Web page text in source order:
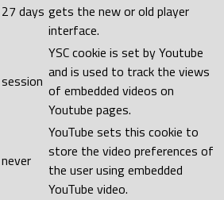
27 days gets the new or old player
interface.
session
YSC cookie is set by Youtube
and is used to track the views
of embedded videos on
Youtube pages.
never
YouTube sets this cookie to
store the video preferences of
the user using embedded
YouTube video.